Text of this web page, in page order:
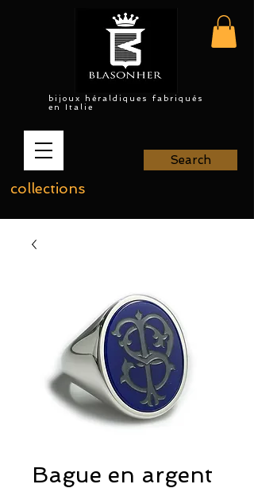
bijoux héraldiques fabriqués
en Italie
collections
Search
Bague en argent